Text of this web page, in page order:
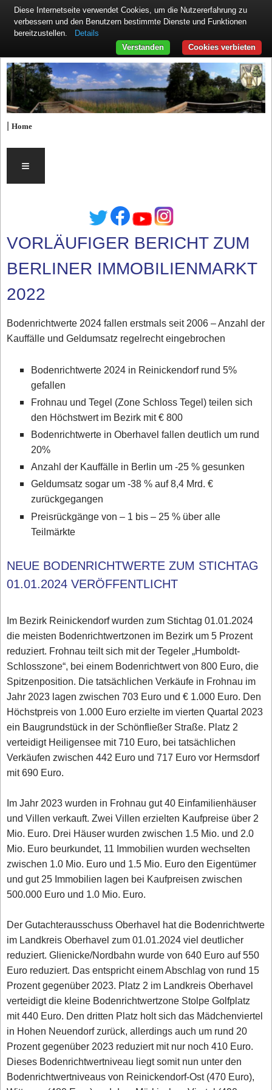
|Home
≡
VORLÄUFIGER BERICHT ZUM
BERLINER IMMOBILIENMARKT
2022
Bodenrichtwerte 2024 fallen erstmals seit 2006 – Anzahl der
Kauffälle und Geldumsatz regelrecht eingebrochen
Bodenrichtwerte 2024 in Reinickendorf rund 5%
gefallen
Frohnau und Tegel (Zone Schloss Tegel) teilen sich
den Höchstwert im Bezirk mit € 800
Bodenrichtwerte in Oberhavel fallen deutlich um rund
20%
Anzahl der Kauffälle in Berlin um -25 % gesunken
Geldumsatz sogar um -38 % auf 8,4 Mrd. €
zurückgegangen
Preisrückgänge von – 1 bis – 25 % über alle
Teilmärkte
NEUE BODENRICHTWERTE ZUM STICHTAG
01.01.2024 VERÖFFENTLICHT
Im Bezirk Reinickendorf wurden zum Stichtag 01.01.2024
die meisten Bodenrichtwertzonen im Bezirk um 5 Prozent
reduziert. Frohnau teilt sich mit der Tegeler „Humboldt-
Schlosszone“, bei einem Bodenrichtwert von 800 Euro, die
Spitzenposition. Die tatsächlichen Verkäufe in Frohnau im
Jahr 2023 lagen zwischen 703 Euro und € 1.000 Euro. Den
Höchstpreis von 1.000 Euro erzielte im vierten Quartal 2023
ein Baugrundstück in der Schönfließer Straße. Platz 2
verteidigt Heiligensee mit 710 Euro, bei tatsächlichen
Verkäufen zwischen 442 Euro und 717 Euro vor Hermsdorf
mit 690 Euro.
Im Jahr 2023 wurden in Frohnau gut 40 Einfamilienhäuser
und Villen verkauft. Zwei Villen erzielten Kaufpreise über 2
Mio. Euro. Drei Häuser wurden zwischen 1.5 Mio. und 2.0
Mio. Euro beurkundet, 11 Immobilien wurden wechselten
zwischen 1.0 Mio. Euro und 1.5 Mio. Euro den Eigentümer
und gut 25 Immobilien lagen bei Kaufpreisen zwischen
500.000 Euro und 1.0 Mio. Euro.
Der Gutachterausschuss Oberhavel hat die Bodenrichtwerte
im Landkreis Oberhavel zum 01.01.2024 viel deutlicher
reduziert. Glienicke/Nordbahn wurde von 640 Euro auf 550
Euro reduziert. Das entspricht einem Abschlag von rund 15
Prozent gegenüber 2023. Platz 2 im Landkreis Oberhavel
verteidigt die kleine Bodenrichtwertzone Stolpe Golfplatz
mit 440 Euro. Den dritten Platz holt sich das Mädchenviertel
in Hohen Neuendorf zurück, allerdings auch um rund 20
Prozent gegenüber 2023 reduziert mit nur noch 410 Euro.
Dieses Bodenrichtwertniveau liegt somit nun unter den
Bodenrichtwertniveaus von Reinickendorf-Ost (470 Euro),
Diese Internetseite verwendet Cookies, um die Nutzererfahrung zu
verbessern und den Benutzern bestimmte Dienste und Funktionen
bereitzustellen.
Details
Cookies verbieten
Verstanden